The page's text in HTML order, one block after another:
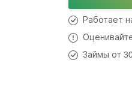
Работает
Займы от